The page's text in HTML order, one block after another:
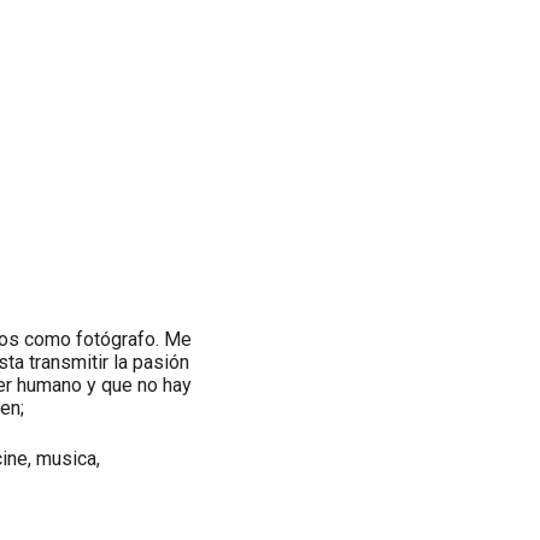
como fotógrafo. Me
transmitir la pasión
humano y que no hay
musica,